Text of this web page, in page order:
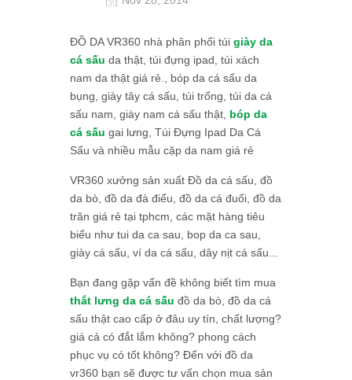
ĐỒ DA VR360 nhà phân phối túi giày da
cá sấu da thật, túi đựng ipad, túi xách
nam da thật giá rẻ., bóp da cá sấu da
bụng, giày tây cá sấu, túi trống, túi da cá
sấu nam, giày nam cá sấu thật, bóp da
cá sấu gai lưng, Túi Đựng Ipad Da Cá
Sấu và nhiều mẫu cặp da nam giá rẻ
VR360 xưởng sản xuất Đồ da cá sấu, đồ
da bò, đồ da đà điểu, đồ da cá đuối, đồ da
trăn giá rẻ tại tphcm, các mặt hàng tiêu
biểu như tui da ca sau, bop da ca sau,
giày cá sấu, ví da cá sấu, dây nịt cá sấu...
Bạn đang gặp vấn đề không biết tìm mua
thắt lưng da cá sấu đồ da bò, đồ da cá
sấu thật cao cấp ở đâu uy tín, chất lượng?
giá cả có đắt lắm không? phong cách
phục vụ có tốt không? Đến với đồ da
vr360 bạn sẽ được tư vấn chọn mua sản